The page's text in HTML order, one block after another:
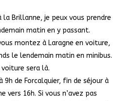
la Brillanne, je peux vous prendre
matin en y passant.
montez à Laragne en voiture,
le lendemain matin en minibus.
voiture sera là.
9h de Forcalquier, fin de séjour à
vers 16h. Si vous n’avez pas